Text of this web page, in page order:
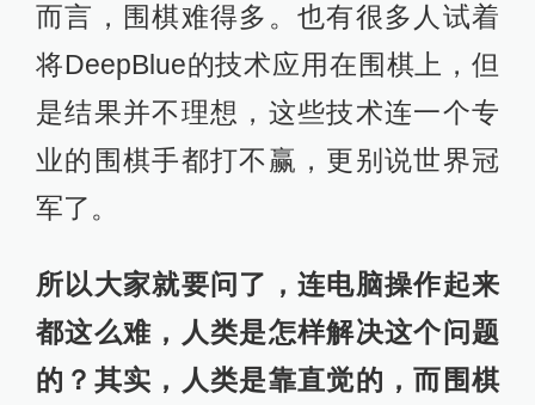
而言，围棋难得多。也有很多人试着
将DeepBlue的技术应用在围棋上，但
是结果并不理想，这些技术连一个专
业的围棋手都打不赢，更别说世界冠
军了。
所以大家就要问了，连电脑操作起来
都这么难，人类是怎样解决这个问题
的？其实，人类是靠直觉的，而围棋